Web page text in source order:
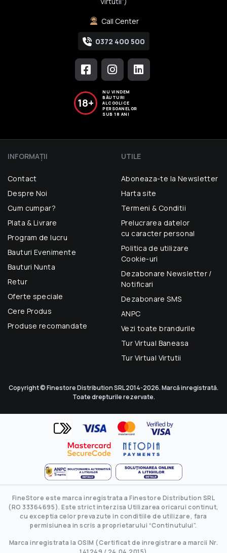
Call Center
0372 400 500
18+
NU VINDEM
BĂUTURI
ALCOOLICE
PERSOANELOR
SUB 18 ANI
INFORMAŢII
Contact
Despre Noi
Cum cumpar?
Plata & Livrare
Program de lucru
Bauturi Evenimente
Bauturi Nunta
Retur
Oferte speciale
Cere Produs
Produse recomandate
UTILE
Aboneaza-te la Newsletter
Harta site
Termeni & Conditii
Prelucrarea datelor
cu caracter personal
Politica de utilizare
Cookie-uri
Dezabonare Newsletter /
Notificari
Dezabonare SMS
ANPC
Vezi toate brandurile
Tur Virtual Baneasa
Tur Virtual Virtutii
Copyright © Finestore Distribution SRL 2014-2026. Marcă inregistrată.
Toate drepturile rezervate.
FineStore este marca inregistrata a Finestore Distribution SRL
(RO 33364695). Este strict interzisa Utilizarea oricarui continut,
cu exceptia celor prevazute in conditiile de utilizare, fara
permisiunea in scris a proprietarului “Continutului”.
Marca inregistrata la OSIM (Certificat de inregistrare a marcii Nr.